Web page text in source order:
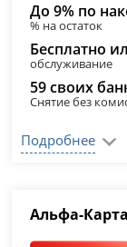
До 9% по
% на остаток
Бесплатно
обслуживание
59 своих
Снятие без
Подробнее
Альфа-